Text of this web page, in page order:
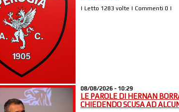
| Letto 1283 volte | Commenti 0 |
08/08/2026 - 10:29
LE PAROLE DI HERNAN
CHIEDENDO SCUSA AD